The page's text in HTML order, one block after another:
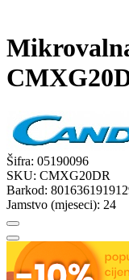
Šifra: 05190096
SKU: CMXG20DR
Barkod:
Jamstvo (mjeseci): 24